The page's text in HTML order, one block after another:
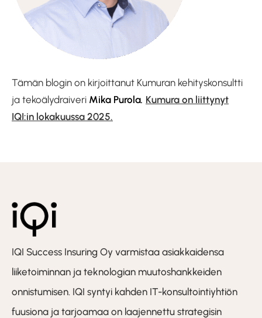
Tämän blogin on kirjoittanut Kumuran kehityskonsultti
ja tekoälydraiveri Mika Purola. Kumura on liittynyt
IQI:in lokakuussa 2025.
IQI Success Insuring Oy varmistaa asiakkaidensa
liiketoiminnan ja teknologian muutoshankkeiden
onnistumisen. IQI syntyi kahden IT-konsultointiyhtiön
fuusiona ja tarjoamaa on laajennettu strategisin